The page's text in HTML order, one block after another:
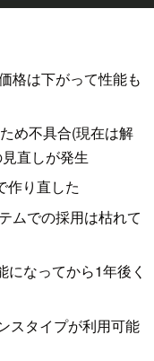
格は下がって性能も
め不具合(現在は解
直しが発生
作り直した
ムでの採用は枯れて
なってから1年後く
スタイプが利用可能